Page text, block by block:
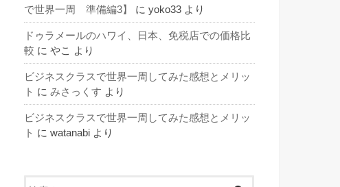
で世界一周 準備編3】
に yoko33 より
ドゥラメールのハワイ、日本、免税店での価格比
較 に やこ より
ビジネスクラスで世界一周してみた感想とメリッ
ト に みさっくす より
ビジネスクラスで世界一周してみた感想とメリッ
ト に watanabi より